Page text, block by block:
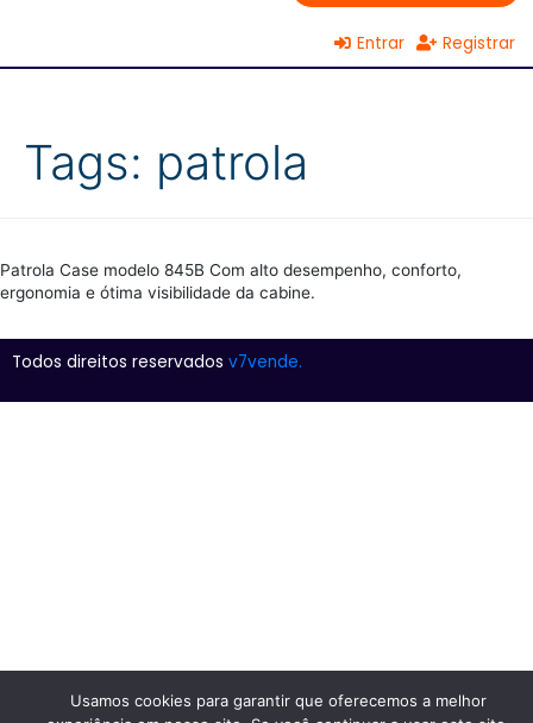
Entrar Registrar
Tags: patrola
Patrola Case modelo 845B Com alto desempenho, conforto,
ergonomia e ótima visibilidade da cabine.
Todos direitos reservados v7vende.
Usamos cookies para garantir que oferecemos a melhor